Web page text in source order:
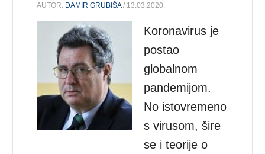
AUTOR: DAMIR GRUBIŠA/ 13.03.2020.
Koronavirus je
postao
globalnom
pandemijom.
No istovremeno
s virusom, šire
se i teorije o